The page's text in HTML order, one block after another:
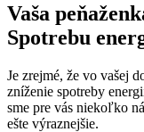
Vaša
Spotrebu
Je zrejmé, že vo vašej
zníženie spotreby
sme pre vás niekoľko
ešte výraznejšie.